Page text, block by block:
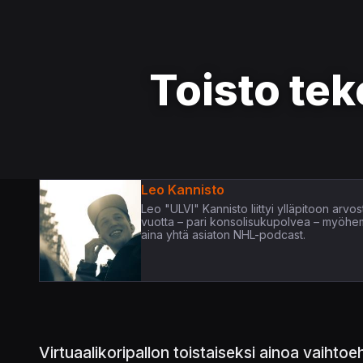
Toisto
Leo Kannisto
Leo "ULVI" Kannisto liittyi ylläpitoon
vuotta – pari konsolisukupolvea –
aina yhtä asiaton NHL-podcast.
Virtuaalikoripallon toistaiseksi ainoa